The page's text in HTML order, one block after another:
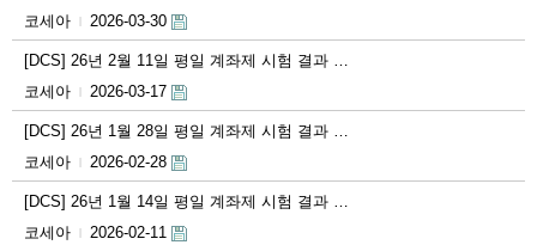
코세아
2026-03-30
[DCS] 26년 2월 11일 평일 계좌제 시험 결과 …
코세아
2026-03-17
[DCS] 26년 1월 28일 평일 계좌제 시험 결과 …
코세아
2026-02-28
[DCS] 26년 1월 14일 평일 계좌제 시험 결과 …
코세아
2026-02-11